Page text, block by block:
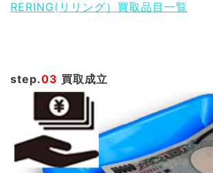
RERING(リリング）買取品目一覧
step.03 買取成立